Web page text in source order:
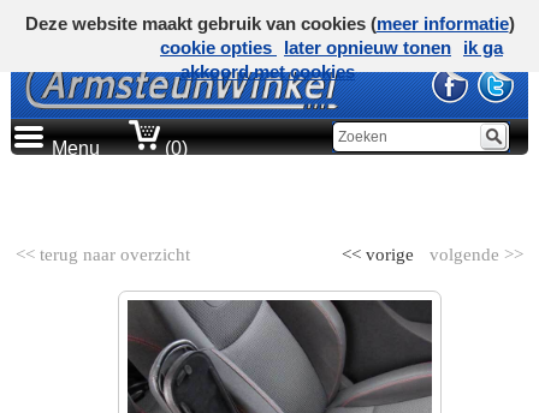
Menu (0)
<< terug naar overzicht volgende >>
<< vorige
Deze website maakt gebruik van cookies (meer informatie)
cookie opties
later opnieuw tonen
ik ga
akkoord met cookies